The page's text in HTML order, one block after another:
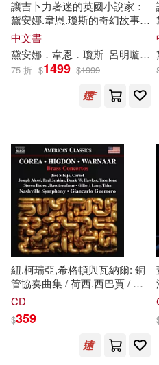
婦幼生活(2357)
餐廚生活(878)
電子票證(123)
寵物生活(1035)
玲廊滿藝(72) 故
電子書閱讀器(9)
有聲
中國法制出版社(139)
本書編寫組(136)
美國孩之寶公司(130)
本書編委會(126)
根華編輯部(107)
編輯部(102) 高
解禁グラビア写真集(78)
黑暗之光(77) 安
機械工業出版社(1169)
科學出版社(1049)
化學工業出版社(877)
人民郵電出版社(846)
中國建築工業出版社(806)
中國電力出版社(797)
台灣角川(796) 尖
電子工業出版社(706)
展開
配送方式 (可複選)
可海外宅配(77683)
可港澳店取(73408)
可新加坡店取(71421)
可菲律賓店取(74091)
(可複選)
讓吉卜力著迷的英國小說家：
黛安娜.韋恩.瓊斯的奇幻故事精
選(《巫師霍爾三部曲》+《時
空之城》共五冊)
中文書
黛安娜．韋恩．瓊斯 呂明璇 李
75 折 $1499 $1999
紐.柯瑞亞,希格頓與瓦納爾: 銅
管協奏曲集 / 荷西.西巴賈 / 約
瑟夫.艾莉西 / 保羅.詹金斯 / 德
吉爾伯特.朗 / 納許維爾交響樂
團 / 吉安卡洛.格雷羅
(New.Corea, Higdon &
CD
$359